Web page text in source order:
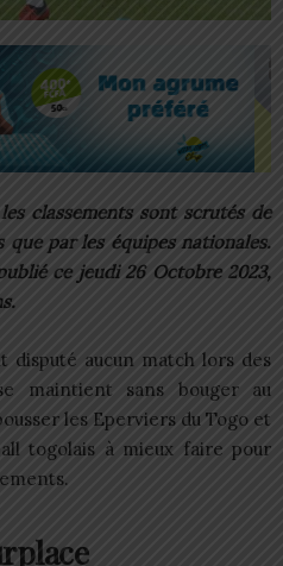
classements sont scrutés de
par les équipes nationales.
ce jeudi 26 Octobre 2023,
disputé aucun match lors des
maintient sans bouger au
les Eperviers du Togo et
togolais à mieux faire pour